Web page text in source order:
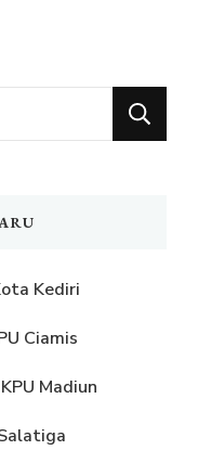
Kediri
Ciamis
Madiun